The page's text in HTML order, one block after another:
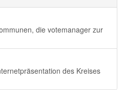
die votemanager zur
des Kreises